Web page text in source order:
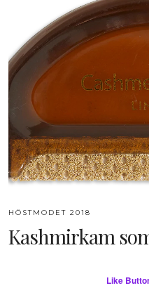
HÖSTMODET 2018
Kashmirkam
Like